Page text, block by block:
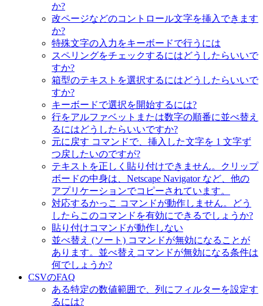
か?
改ページなどのコントロール文字を挿入できます
か?
特殊文字の入力をキーボードで行うには
スペリングをチェックするにはどうしたらいいで
すか?
箱型のテキストを選択するにはどうしたらいいで
すか?
キーボードで選択を開始するには?
行をアルファベットまたは数字の順番に並べ替え
るにはどうしたらいいですか?
元に戻す コマンドで、挿入した文字を 1 文字ず
つ戻したいのですが?
テキストを正しく貼り付けできません。クリップ
ボードの中身は、Netscape Navigator など、他の
アプリケーションでコピーされています。
対応するかっこ コマンドが動作しません。どう
したらこのコマンドを有効にできるでしょうか?
貼り付けコマンドが動作しない
並べ替え (ソート) コマンドが無効になることが
あります。並べ替えコマンドが無効になる条件は
何でしょうか?
CSVのFAQ
ある特定の数値範囲で、列にフィルターを設定す
るには?